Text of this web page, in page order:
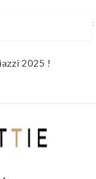
2025 !